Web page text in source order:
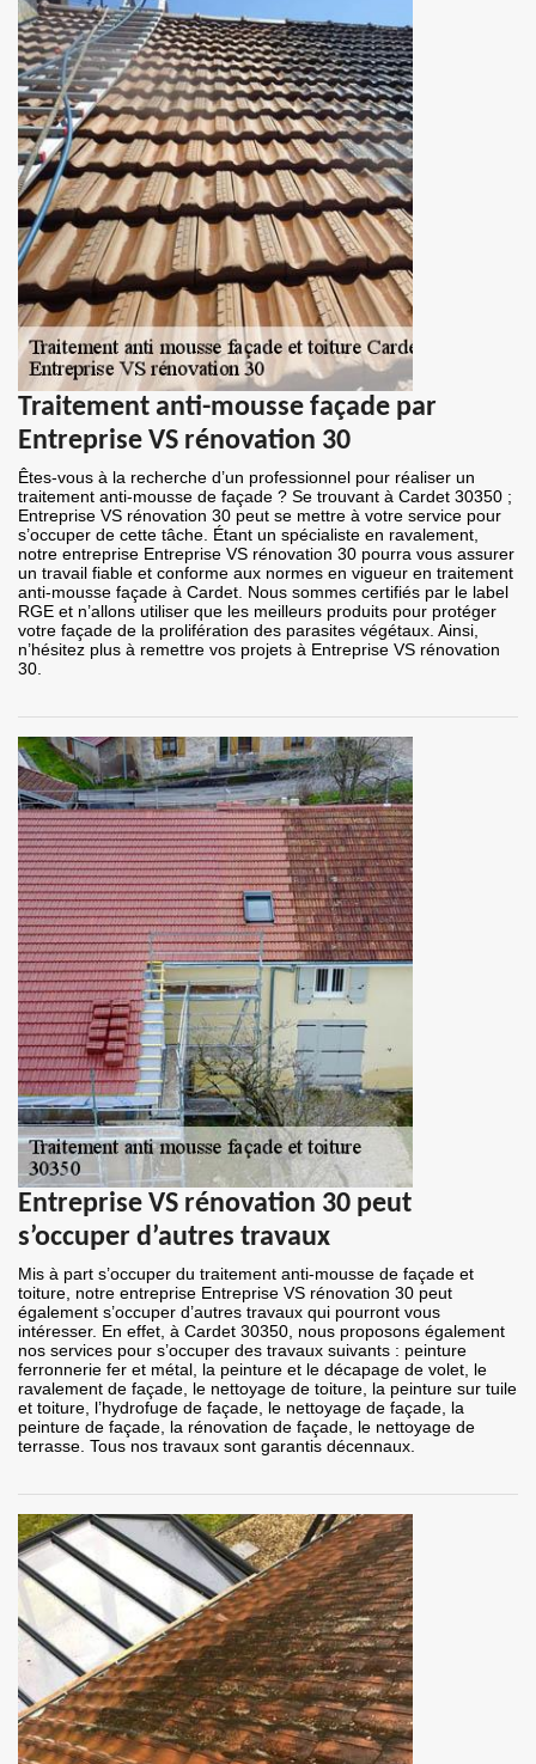
Traitement anti-mousse façade par
Entreprise VS rénovation 30
Êtes-vous à la recherche d’un professionnel pour réaliser un
traitement anti-mousse de façade ? Se trouvant à Cardet 30350 ;
Entreprise VS rénovation 30 peut se mettre à votre service pour
s’occuper de cette tâche. Étant un spécialiste en ravalement,
notre entreprise Entreprise VS rénovation 30 pourra vous assurer
un travail fiable et conforme aux normes en vigueur en traitement
anti-mousse façade à Cardet. Nous sommes certifiés par le label
RGE et n’allons utiliser que les meilleurs produits pour protéger
votre façade de la prolifération des parasites végétaux. Ainsi,
n’hésitez plus à remettre vos projets à Entreprise VS rénovation
30.
Entreprise VS rénovation 30 peut
s’occuper d’autres travaux
Mis à part s’occuper du traitement anti-mousse de façade et
toiture, notre entreprise Entreprise VS rénovation 30 peut
également s’occuper d’autres travaux qui pourront vous
intéresser. En effet, à Cardet 30350, nous proposons également
nos services pour s’occuper des travaux suivants : peinture
ferronnerie fer et métal, la peinture et le décapage de volet, le
ravalement de façade, le nettoyage de toiture, la peinture sur tuile
et toiture, l’hydrofuge de façade, le nettoyage de façade, la
peinture de façade, la rénovation de façade, le nettoyage de
terrasse. Tous nos travaux sont garantis décennaux.